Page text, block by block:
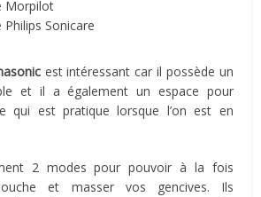
Morpilot
Sonicare
est intéressant car il possède un
et il a également un espace pour
qui est pratique lorsque l’on est en
2 modes pour pouvoir à la fois
et masser vos gencives. Ils